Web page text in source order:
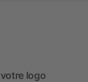
logo